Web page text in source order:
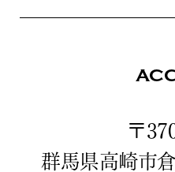
〒
群馬県高崎市